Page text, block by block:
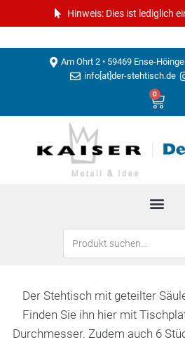
Hinweis: Dies ist lediglich
Am Ohrt 2 • 59469 Ense-
info[at]der-stehtisch.de
0
Der Stehtisch mit geteilter
Finden Sie ihn hier mit
Durchmesser. Zudem auch 6